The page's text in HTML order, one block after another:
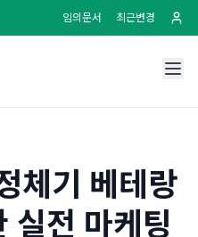
임의문서 최근변경
체기 베테랑
실전 마케팅